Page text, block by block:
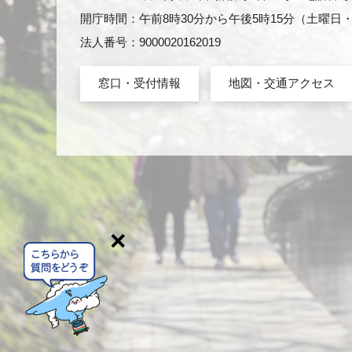
開庁時間：午前8時30分から午後5時15分（土曜日
法人番号：9000020162019
窓口・受付情報 地図・交通アクセス
×